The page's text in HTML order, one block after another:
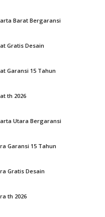
Barat Bergaransi
Gratis Desain
Garansi 15 Tahun
th 2026
Utara Bergaransi
Garansi 15 Tahun
Gratis Desain
th 2026